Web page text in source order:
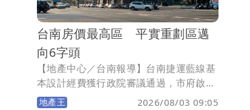
台南房價最高區 平實重劃區邁
向6字頭
【地產中心／台南報導】台南捷運藍線基
本設計經費獲行政院審議通過，市府啟動
發包程序，六都最後一塊捷運拼圖到位。
地產王 2026/08/03 09:05